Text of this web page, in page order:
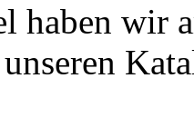
haben wir
unseren